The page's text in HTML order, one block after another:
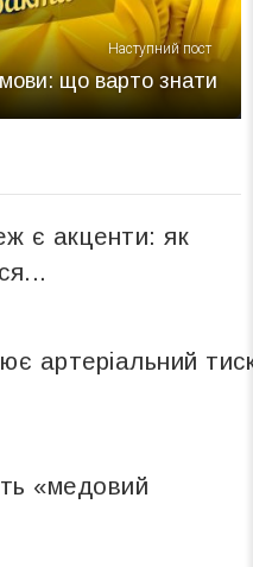
Наступний пост
мови: що варто знати
є акценти: як
артеріальний
«медовий